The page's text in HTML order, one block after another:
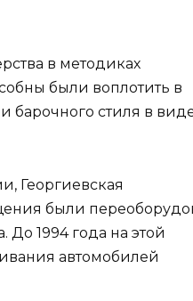
в методиках
были воплотить в
барочного стиля в
Георгиевская
были
До 1994 года на этой
автомобилей